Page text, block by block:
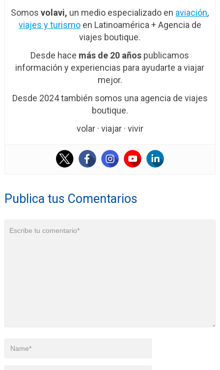
Somosvolavi, un medio especializado en aviación,
viajes y turismoen Latinoamérica + Agencia de
viajes boutique.
Desde hace más de 20 años publicamos
información y experiencias para ayudarte a viajar
mejor.
Desde 2024 también somos una agencia de viajes
boutique.
volar · viajar · vivir
Publica tus Comentarios